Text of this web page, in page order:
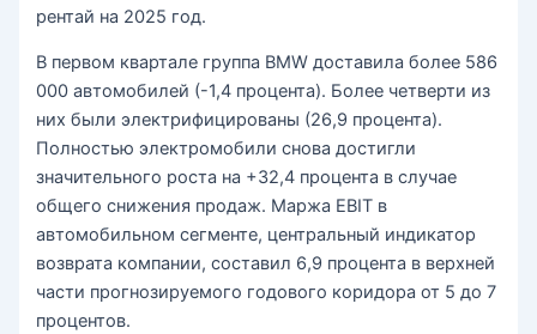
рентай на 2025 год.
В первом квартале группа BMW доставила более 586
000 автомобилей (-1,4 процента). Более четверти из
них были электрифицированы (26,9 процента).
Полностью электромобили снова достигли
значительного роста на +32,4 процента в случае
общего снижения продаж. Маржа EBIT в
автомобильном сегменте, центральный индикатор
возврата компании, составил 6,9 процента в верхней
части прогнозируемого годового коридора от 5 до 7
процентов.